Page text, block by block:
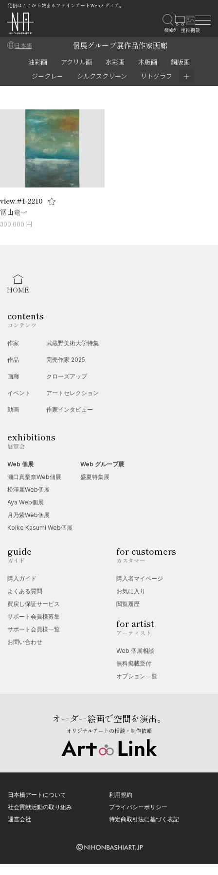
発信はここから始まるファインアートWebメディア。
日本語 個展グループ展作品作家画廊
油彩画 アクリル画 水彩画 木版画
銅版画
ジークレー
シルクスクリーン リトグラフ ＋
view.#1-2210
冨山竜一
300,000 円
HOME
contents
コンテンツ
作家
作品
画廊
イベント
動画
武蔵野美術大学特集
完売作家 2025
クローズアップ
アートセレクション
作家インタビュー
exhibitions
展覧会
Web 個展
瀬口真梨奈Web個展
松澤麗Web個展
Aya Web個展
月乃紫Web個展
Koike Kasumi Web個展
Web グループ展
盛夏特集展
guide
ガイド
購入ガイド
よくある質問
買戻し保証サービス
サポート会員様募集
サポート会員様一覧
お問い合わせ
for customers
カスタマー
購入者マイページ
お気に入り
閲覧履歴
for artist
アーティスト
Web 個展相談
無料掲載受付
オプション一覧
オーダー絵画で空間を演出。
オリジナルアートの相談・制作依頼
日本橋アートについて
社会貢献活動の取り組み
運営会社
利用規約
プライバシーポリシー
特定商取引法に基づく表記